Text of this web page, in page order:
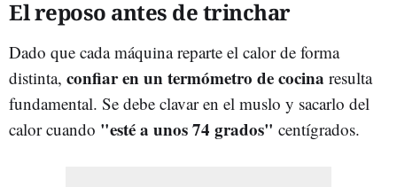
El reposo antes de trinchar
Dado que cada máquina reparte el calor de forma
distinta, confiar en un termómetro de cocina resulta
fundamental. Se debe clavar en el muslo y sacarlo del
calor cuando "esté a unos 74 grados" centígrados.